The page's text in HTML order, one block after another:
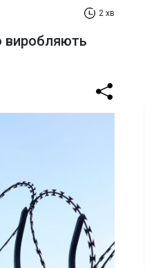
2 хв
виробляють